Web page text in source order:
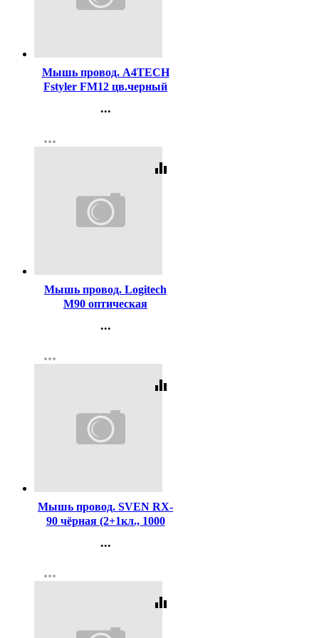
Мышь провод. A4TECH
Fstyler FM12 цв.черный
...
Регистрация
more_horiz
equalizer
Мышь провод. Logitech
M90 оптическая
USB, черный
...
Регистрация
more_horiz
equalizer
Мышь провод. SVEN RX-
90 чёрная (2+1кл., 1000
...
Регистрация
more_horiz
equalizer